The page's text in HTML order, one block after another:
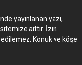
yayınlanan yazı,
aittir. İzin
Konuk ve köşe